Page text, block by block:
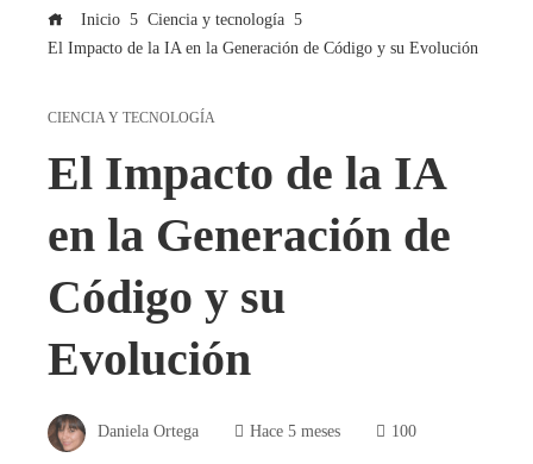
Inicio
Ciencia y tecnología
El Impacto de la IA en la Generación de Código y su Evolución
CIENCIA Y TECNOLOGÍA
El Impacto de la IA
en la Generación de
Código y su
Evolución
Daniela Ortega Hace 5 meses 100